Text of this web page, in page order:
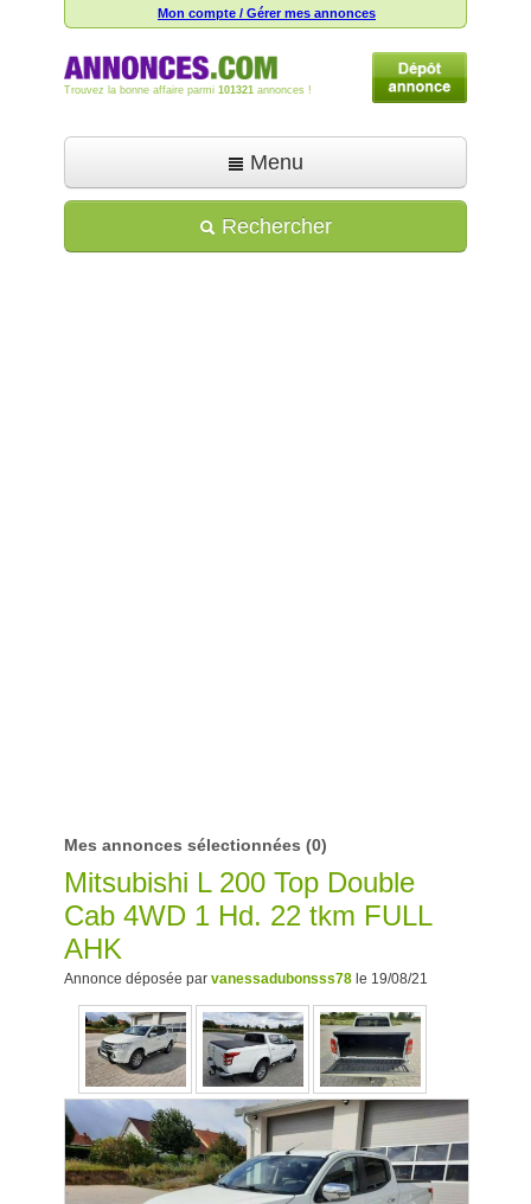
Mon compte / Gérer mes annonces
Trouvez la bonne affaire parmi 101321 annonces !
Menu
Déposer une annonce
Rechercher
Mes annonces sélectionnées (0)
Mitsubishi L 200 Top Double
Cab 4WD 1 Hd. 22 tkm FULL
AHK
Annonce déposée par vanessadubonsss78 le 19/08/21